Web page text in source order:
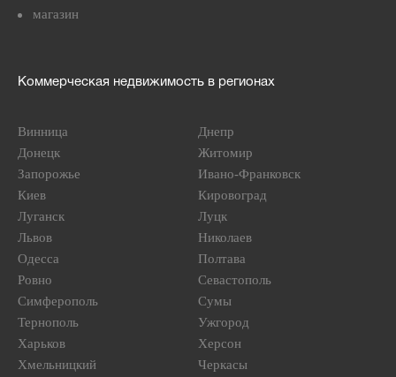
магазин
Коммерческая недвижимость в регионах
Винница
Днепр
Донецк
Житомир
Запорожье
Ивано-Франковск
Киев
Кировоград
Луганск
Луцк
Львов
Николаев
Одесса
Полтава
Ровно
Севастополь
Симферополь
Сумы
Тернополь
Ужгород
Харьков
Херсон
Хмельницкий
Черкасы